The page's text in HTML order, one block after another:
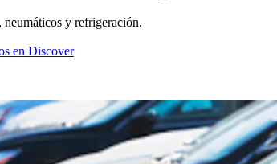
y refrigeración.
en Discover